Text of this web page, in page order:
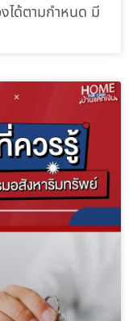
งได้ตามกำหนด มี